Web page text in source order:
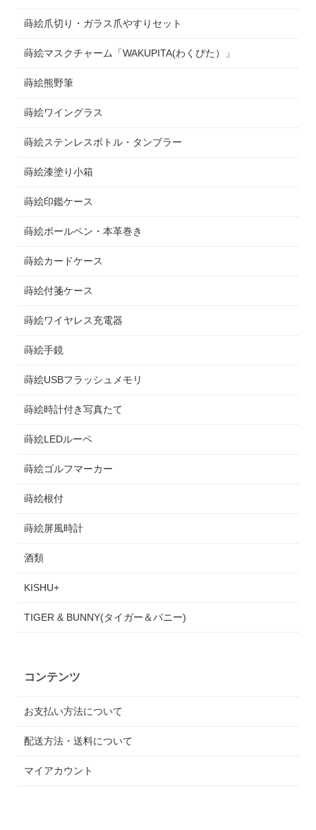
蒔絵爪切り・ガラス爪やすりセット
蒔絵マスクチャーム「WAKUPITA(わくぴた）」
蒔絵熊野筆
蒔絵ワイングラス
蒔絵ステンレスボトル・タンブラー
蒔絵漆塗り小箱
蒔絵印鑑ケース
蒔絵ボールペン・本革巻き
蒔絵カードケース
蒔絵付箋ケース
蒔絵ワイヤレス充電器
蒔絵手鏡
蒔絵USBフラッシュメモリ
蒔絵時計付き写真たて
蒔絵LEDルーペ
蒔絵ゴルフマーカー
蒔絵根付
蒔絵屏風時計
酒類
KISHU+
TIGER & BUNNY(タイガー＆バニー)
コンテンツ
お支払い方法について
配送方法・送料について
マイアカウント